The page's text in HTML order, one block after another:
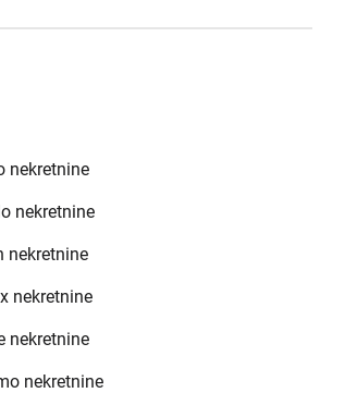
nekretnine
nekretnine
nekretnine
nekretnine
nekretnine
nekretnine